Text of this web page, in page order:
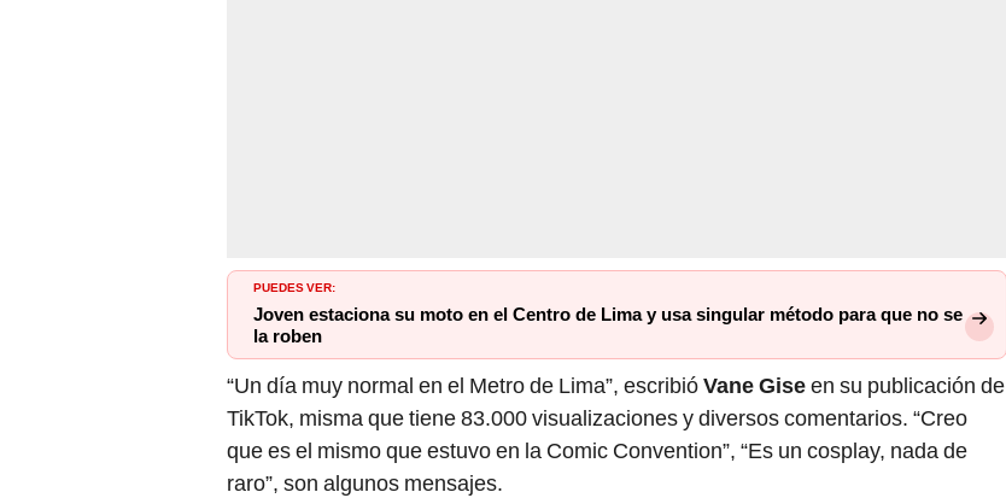
PUEDES VER:
Joven estaciona su moto en el Centro de Lima y usa singular método para que no se
la roben
“Un día muy normal en el Metro de Lima”, escribióVane Giseen su publicación de
TikTok, misma que tiene 83.000 visualizaciones y diversos comentarios. “Creo
que es el mismo que estuvo en la Comic Convention”, “Es un cosplay, nada de
raro”, son algunos mensajes.